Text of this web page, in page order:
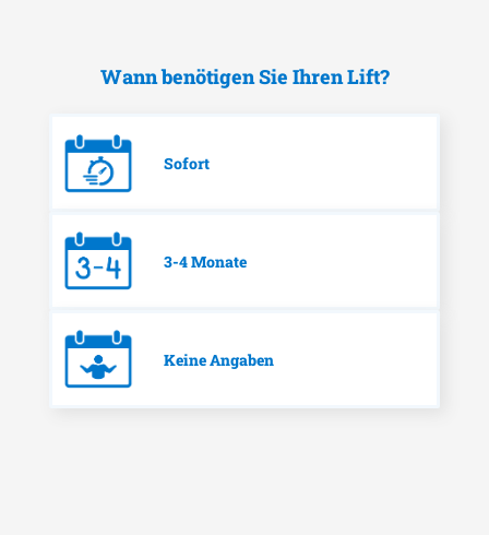
Wann benötigen Sie Ihren Lift?
Sofort
3-4 Monate
Keine Angaben